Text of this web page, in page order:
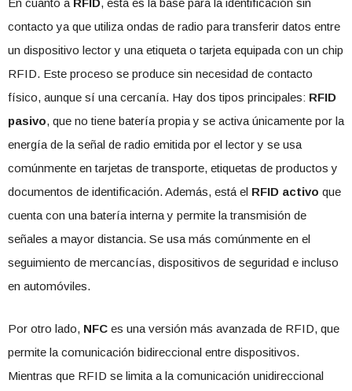
En cuanto a RFID, esta es la base para la identificación sin
contacto ya que utiliza ondas de radio para transferir datos entre
un dispositivo lector y una etiqueta o tarjeta equipada con un chip
RFID. Este proceso se produce sin necesidad de contacto
físico, aunque sí una cercanía. Hay dos tipos principales: RFID
pasivo, que no tiene batería propia y se activa únicamente por la
energía de la señal de radio emitida por el lector y se usa
comúnmente en tarjetas de transporte, etiquetas de productos y
documentos de identificación. Además, está el RFID activo que
cuenta con una batería interna y permite la transmisión de
señales a mayor distancia. Se usa más comúnmente en el
seguimiento de mercancías, dispositivos de seguridad e incluso
en automóviles.
Por otro lado, NFC es una versión más avanzada de RFID, que
permite la comunicación bidireccional entre dispositivos.
Mientras que RFID se limita a la comunicación unidireccional